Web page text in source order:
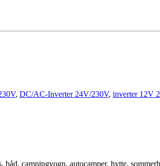
, DC/AC-Inverter 24V/230V, inverter 12V
båd, campingvogn, autocamper, hytte,